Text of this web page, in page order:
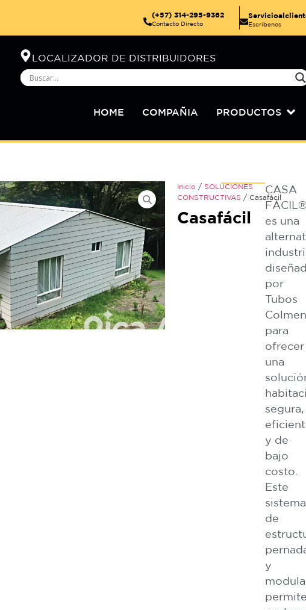
(+57) 314-295-9362
Contacto Directo Escríbenos
LOCALIZADOR DE DISTRIBUIDORES
HOME COMPAÑIA PRODUCTOS
Inicio / SOLUCIONES
CONSTRUCTIVAS / Casafácil
Casafácil
CASA
FÁCIL®
es una
por
Tubos
para
ofrecer
una
segura,
y de
bajo
costo.
Este
sistema
de
y
permite